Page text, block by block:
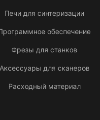
Печи для синтеризации
обеспечение
Фрезы для станков
Аксессуары для сканеров
Расходный материал